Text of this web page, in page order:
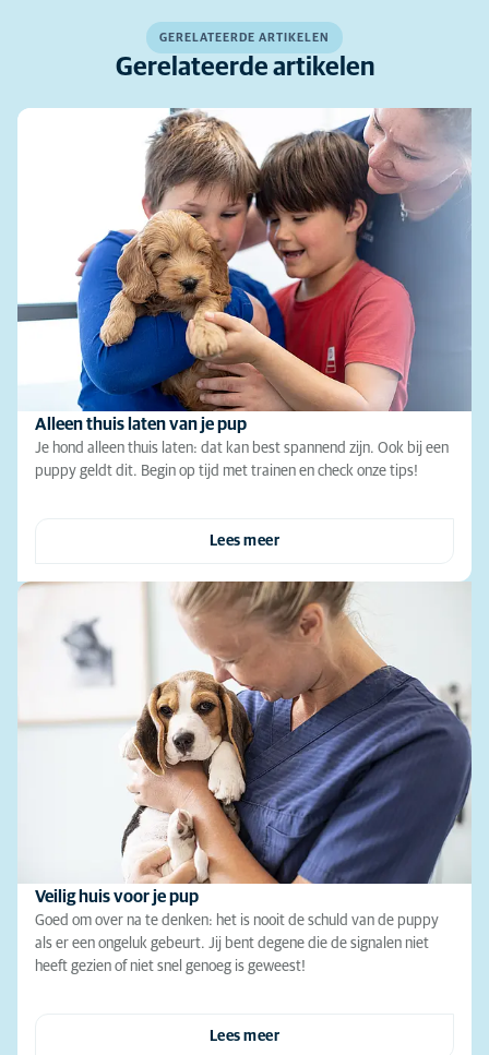
leven kunt leiden met uw harige nieuwe familielid.
GERELATEERDE ARTIKELEN
Gerelateerde artikelen
Alleen thuis laten van je pup
Je hond alleen thuis laten: dat kan best spannend zijn. Ook bij een
puppy geldt dit. Begin op tijd met trainen en check onze tips!
Lees meer
Veilig huis voor je pup
Goed om over na te denken: het is nooit de schuld van de puppy
als er een ongeluk gebeurt. Jij bent degene die de signalen niet
heeft gezien of niet snel genoeg is geweest!
Lees meer